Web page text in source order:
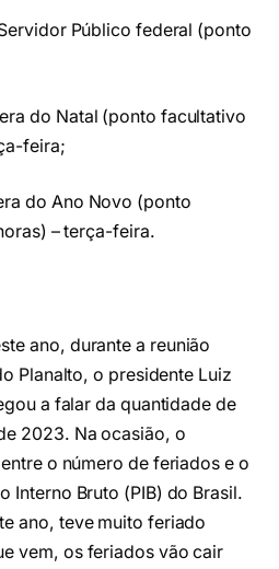
Público federal (ponto
do Natal (ponto facultativo
feira;
do Ano Novo (ponto
– terça-feira.
ano, durante a reunião
Planalto, o presidente Luiz
a falar da quantidade de
2023. Na ocasião, o
o número de feriados e o
Interno Bruto (PIB) do Brasil.
ano, teve muito feriado
vem, os feriados vão cair